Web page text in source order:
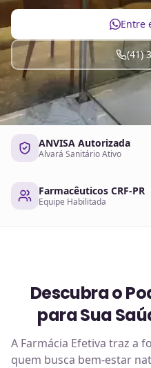
Entre
(41)
ANVISA Autorizada
Alvará Sanitário Ativo
Farmacêuticos CRF-PR
Equipe Habilitada
Descubra o
para Sua
A Farmácia Efetiva traz a
quem busca bem-estar